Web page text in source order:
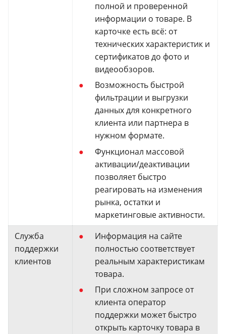
полной и проверенной
информации о товаре. В
карточке есть всё: от
технических характеристик и
сертификатов до фото и
видеообзоров.
Возможность быстрой
фильтрации и выгрузки
данных для конкретного
клиента или партнера в
нужном формате.
Функционал массовой
активации/деактивации
позволяет быстро
реагировать на изменения
рынка, остатки и
маркетинговые активности.
Служба
поддержки
клиентов
Информация на сайте
полностью соответствует
реальным характеристикам
товара.
При сложном запросе от
клиента оператор
поддержки может быстро
открыть карточку товара в